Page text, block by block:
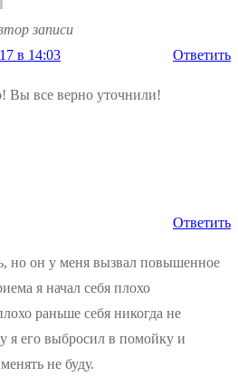
записи
в 14:03
Ответить
Вы все верно уточнили!
Ответить
но он у меня вызвал повышенное
я начал себя плохо
раньше себя никогда не
я его выбросил в помойку и
не буду.